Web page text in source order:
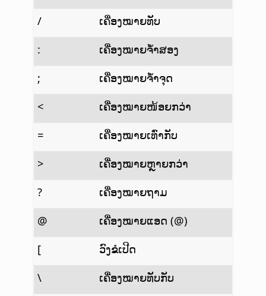
/
ເຄື່ອງໝາຍທັບ
:
ເຄື່ອງໝາຍຈ້ຳສອງ
;
ເຄື່ອງໝາຍຈ້ຳຈຸດ
<
ເຄື່ອງໝາຍໜ້ອຍກວ່າ
=
ເຄື່ອງໝາຍເທົ່າກັບ
>
ເຄື່ອງໝາຍຫຼາຍກວ່າ
?
ເຄື່ອງໝາຍຖາມ
@
ເຄື່ອງໝາຍແອດ (@)
[
ວົງຂໍເປີດ
\
ເຄື່ອງໝາຍທັບກັບ